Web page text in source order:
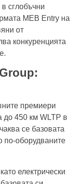
сглобъчни
MEB Entry на
от
конкуренцията
премиери
до 450 км WLTP в
се базовата
по-оборудваните
електрически